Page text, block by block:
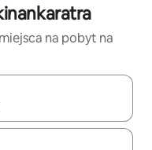
na pobyt na
poruszać się po nich za